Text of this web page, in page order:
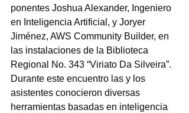
ponentes Joshua Alexander, Ingeniero
en Inteligencia Artificial, y Joryer
Jiménez, AWS Community Builder, en
las instalaciones de la Biblioteca
Regional No. 343 “Viriato Da Silveira”.
Durante este encuentro las y los
asistentes conocieron diversas
herramientas basadas en inteligencia